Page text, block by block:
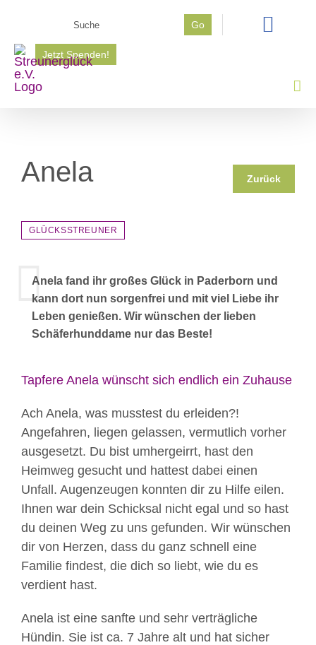
springen
Go
Jetzt Spenden!
Anela Zurück
GLÜCKSSTREUNER
Anela fand ihr großes Glück in Paderborn und
kann dort nun sorgenfrei und mit viel Liebe ihr
Leben genießen. Wir wünschen der lieben
Schäferhunddame nur das Beste!
Tapfere Anela wünscht sich endlich ein Zuhause
Ach Anela, was musstest du erleiden?!
Angefahren, liegen gelassen, vermutlich vorher
ausgesetzt. Du bist umhergeirrt, hast den
Heimweg gesucht und hattest dabei einen
Unfall. Augenzeugen konnten dir zu Hilfe eilen.
Ihnen war dein Schicksal nicht egal und so hast
du deinen Weg zu uns gefunden. Wir wünschen
dir von Herzen, dass du ganz schnell eine
Familie findest, die dich so liebt, wie du es
verdient hast.
Anela ist eine sanfte und sehr verträgliche
Hündin. Sie ist ca. 7 Jahre alt und hat sicher